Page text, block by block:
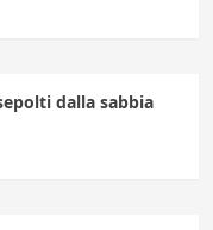
dalla sabbia